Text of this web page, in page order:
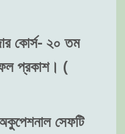
কোর্স- ২০ তম
প্রকাশ। (
সেফটি